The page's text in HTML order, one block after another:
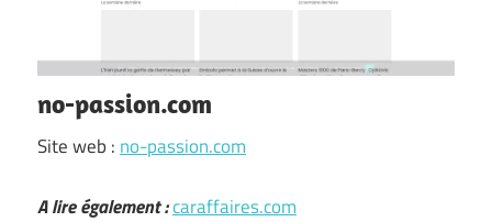
no-passion.com
Site web : no-passion.com
A lire également :caraffaires.com